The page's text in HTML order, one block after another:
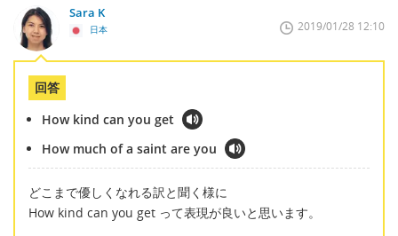
Sara K
日本 2019/01/28 12:10
回答
How kind can you get
How much of a saint are you
どこまで優しくなれる訳と聞く様に
How kind can you get って表現が良いと思います。